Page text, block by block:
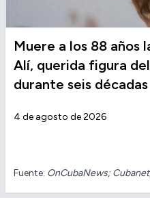
Muere a los 88 años
Alí, querida figura
durante seis décadas
4 de agosto de 2026
Fuente: OnCubaNews;